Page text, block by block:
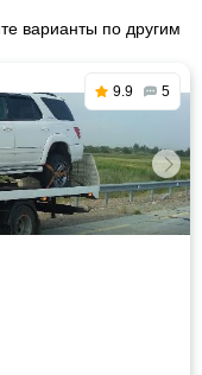
варианты по другим
9.9 5